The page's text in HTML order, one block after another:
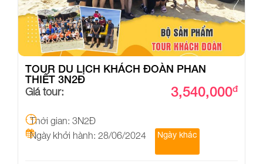
TOUR DU LỊCH KHÁCH ĐOÀN PHAN
THIẾT 3N2Đ
Giá tour: 3,540,000đ
Thời gian: 3N2Đ
Ngày khởi hành: 28/06/2024
Ngày khác